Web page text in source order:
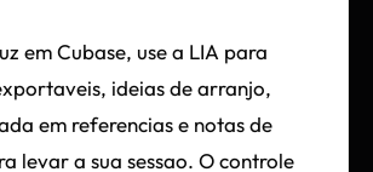
em Cubase, use a LIA para
ideias de arranjo,
em referencias e notas de
levar a sua sessao. O controle